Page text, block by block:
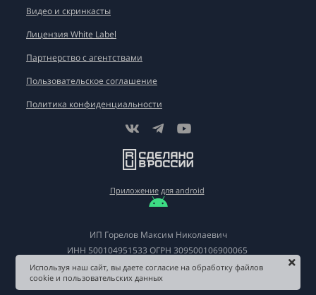
Видео и скринкасты
Лицензия White Label
Партнерство с агентствами
Пользовательское соглашение
Политика конфиденциальности
Приложение для android
ИП Горелов Максим Николаевич
ИНН 500104951533 ОГРН 309500106900065
Используя наш сайт, вы даете согласие на обработку файлов
cookie и пользовательских данных